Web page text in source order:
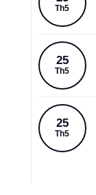
Th5
25
Th5
25
Th5